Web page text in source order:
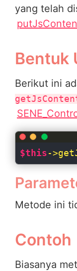
yang telah
Bentuk
Berikut ini
$this -
Metode ini
Contoh
Biasanya